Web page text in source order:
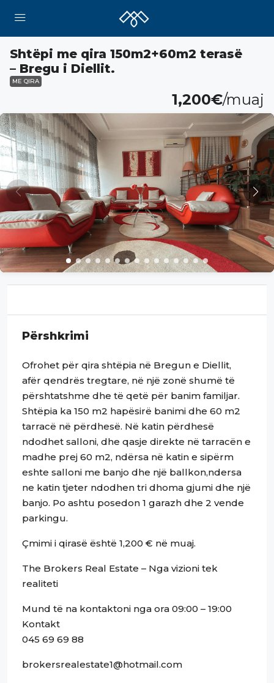
Shtëpi me qira 150m2+60m2 terasë
– Bregu i Diellit.
ME QIRA
1,200€/muaj
Përshkrimi
Ofrohet për qira shtëpia në Bregun e Diellit,
afër qendrës tregtare, në një zonë shumë të
përshtatshme dhe të qetë për banim familjar.
Shtëpia ka 150 m2 hapësirë banimi dhe 60 m2
tarracë në përdhesë. Në katin përdhesë
ndodhet salloni, dhe qasje direkte në tarracën e
madhe prej 60 m2, ndërsa në katin e sipërm
eshte salloni me banjo dhe një ballkon,ndersa
ne katin tjeter ndodhen tri dhoma gjumi dhe një
banjo. Po ashtu posedon 1 garazh dhe 2 vende
parkingu.
Çmimi i qirasë është 1,200 € në muaj.
The Brokers Real Estate – Nga vizioni tek
realiteti
Mund të na kontaktoni nga ora 09:00 – 19:00
Kontakt
045 69 69 88
brokersrealestate1@hotmail.com